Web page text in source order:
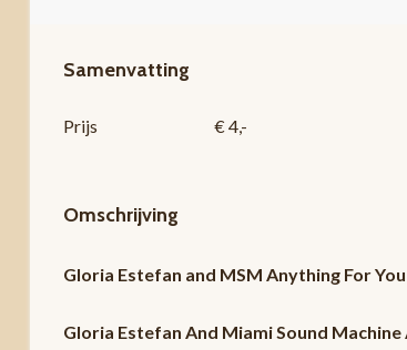
Samenvatting
Prijs € 4,-
Omschrijving
Gloria Estefan and MSM Anything For
Gloria Estefan And Miami Sound Machine